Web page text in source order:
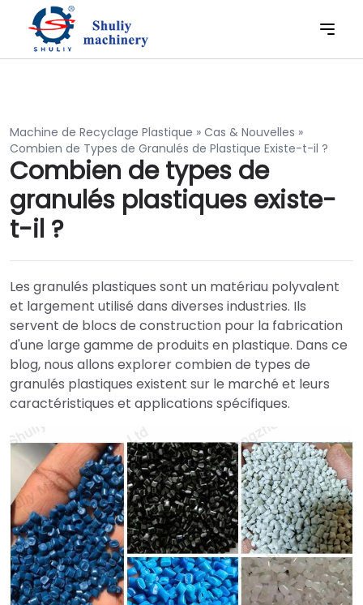
Machine de Recyclage Plastique » Cas & Nouvelles »
Combien de Types de Granulés de Plastique Existe-t-il ?
Combien de types de
granulés plastiques existe-
t-il ?
Les granulés plastiques sont un matériau polyvalent
et largement utilisé dans diverses industries. Ils
servent de blocs de construction pour la fabrication
d'une large gamme de produits en plastique. Dans ce
blog, nous allons explorer combien de types de
granulés plastiques existent sur le marché et leurs
caractéristiques et applications spécifiques.